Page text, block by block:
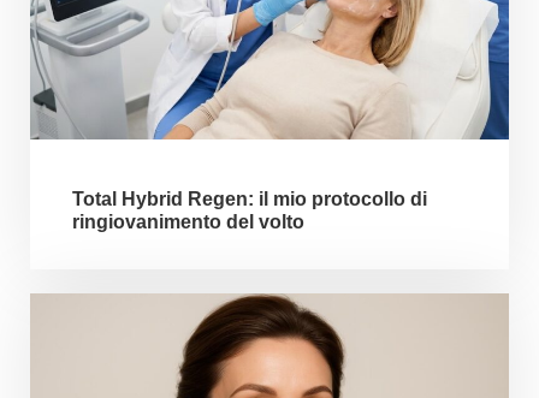
Total Hybrid Regen: il mio protocollo di
ringiovanimento del volto